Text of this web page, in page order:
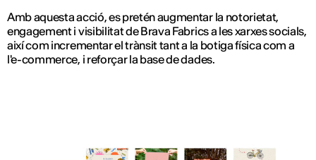
Amb aquesta acció, es pretén augmentar la notorietat,
engagement i visibilitat de Brava Fabrics a les xarxes socials,
així com incrementar el trànsit tant a la botiga física com a
l'e-commerce, i reforçar la base de dades.